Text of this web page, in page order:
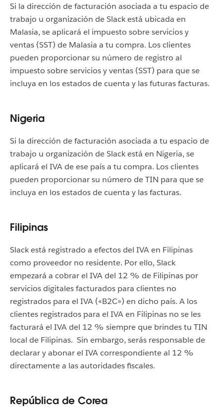
Si la dirección de facturación asociada a tu espacio de
trabajo u organización de Slack está ubicada en
Malasia, se aplicará el impuesto sobre servicios y
ventas (SST) de Malasia a tu compra. Los clientes
pueden proporcionar su número de registro al
impuesto sobre servicios y ventas (SST) para que se
incluya en los estados de cuenta y las futuras facturas.
Nigeria
Si la dirección de facturación asociada a tu espacio de
trabajo u organización de Slack está en Nigeria, se
aplicará el IVA de ese país a tu compra. Los clientes
pueden proporcionar su número de TIN para que se
incluya en los estados de cuenta y las facturas.
Filipinas
Slack está registrado a efectos del IVA en Filipinas
como proveedor no residente. Por ello, Slack
empezará a cobrar el IVA del 12 % de Filipinas por
servicios digitales facturados para clientes no
registrados para el IVA («B2C») en dicho país. A los
clientes registrados para el IVA en Filipinas no se les
facturará el IVA del 12 % siempre que brindes tu TIN
local de Filipinas. Sin embargo, serás responsable de
declarar y abonar el IVA correspondiente al 12 %
directamente a las autoridades fiscales.
República de Corea